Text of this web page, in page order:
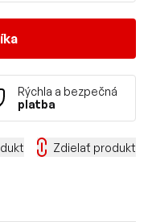
Rýchla a bezpečná
platba
Zdielať produkt